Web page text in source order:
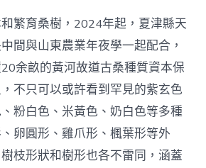
繁育桑樹，2024年起，夏津縣天
間與山東農業年夜學一起配合，
余畝的黃河故道古桑種質資本保
不只可以或許看到罕見的紫玄色
粉白色、米黃色、奶白色等多種
卵圓形、雞爪形、楓葉形等外
枝形狀和樹形也各不雷同，涵蓋